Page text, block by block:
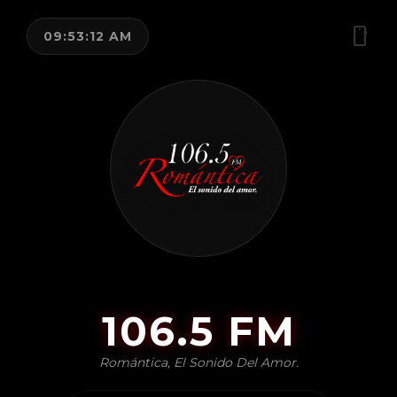
contenido
09:53:12 AM smartphone
106.5 FM
Romántica, El Sonido Del Amor.